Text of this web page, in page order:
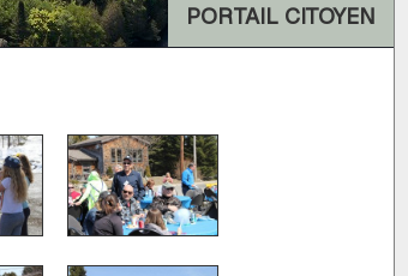
PORTAIL CITOYEN